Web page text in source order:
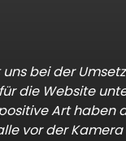
bei der
die Website
Art haben
vor der